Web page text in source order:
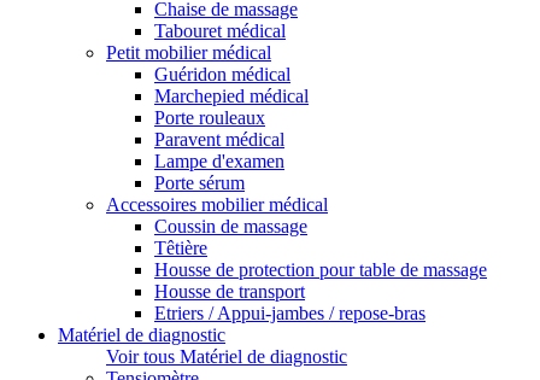
Chaise de massage
Tabouret médical
Petit mobilier médical
Guéridon médical
Marchepied médical
Porte rouleaux
Paravent médical
Lampe d'examen
Porte sérum
Accessoires mobilier médical
Coussin de massage
Têtière
Housse de protection pour table de massage
Housse de transport
Etriers / Appui-jambes / repose-bras
Matériel de diagnostic
Voir tous Matériel de diagnostic